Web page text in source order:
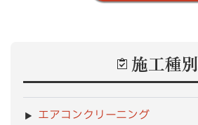
施工種別
エアコンクリーニング